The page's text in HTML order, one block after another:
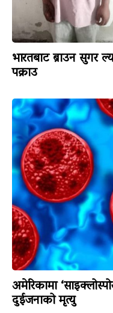
भारतबाट ब्राउन
पक्राउ
अमेरिकामा
दुईजनाको मृत्यु